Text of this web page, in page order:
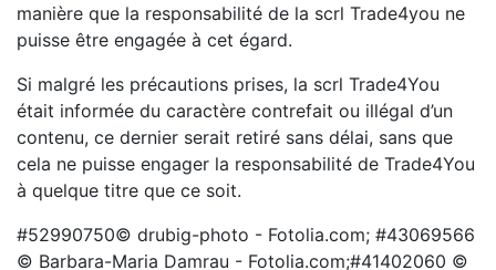
manière que la responsabilité de la scrl Trade4you ne
puisse être engagée à cet égard.
Si malgré les précautions prises, la scrl Trade4You
était informée du caractère contrefait ou illégal d’un
contenu, ce dernier serait retiré sans délai, sans que
cela ne puisse engager la responsabilité de Trade4You
à quelque titre que ce soit.
#52990750© drubig-photo - Fotolia.com; #43069566
© Barbara-Maria Damrau - Fotolia.com;#41402060 ©